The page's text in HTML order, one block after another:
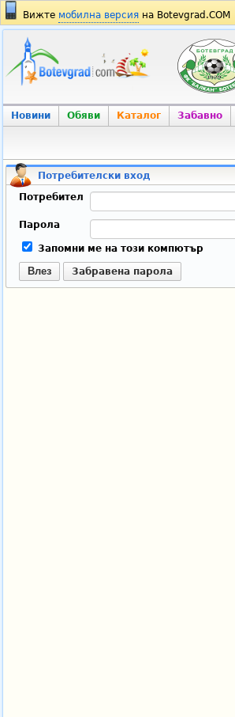
Вижте мобилна версия на Botevgrad.COM
Новини Обяви Каталог Забавно
Потребителски вход
Потребител
Парола
Запомни ме на този компютър
Влез Забравена парола